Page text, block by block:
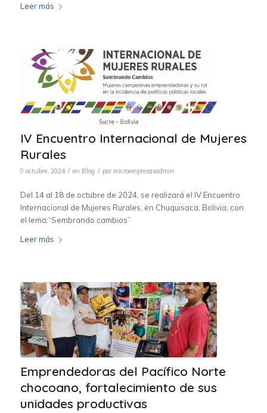
Leer más
IV Encuentro Internacional de Mujeres
Rurales
9 octubre, 2024 / en Blog / por microempresasadmin
Del 14 al 18 de octubre de 2024, se realizará el IV Encuentro
Internacional de Mujeres Rurales, en Chuquisaca, Bolivia, con
el lema:“Sembrando cambios”
Leer más
Emprendedoras del Pacífico Norte
chocoano, fortalecimiento de sus
unidades productivas